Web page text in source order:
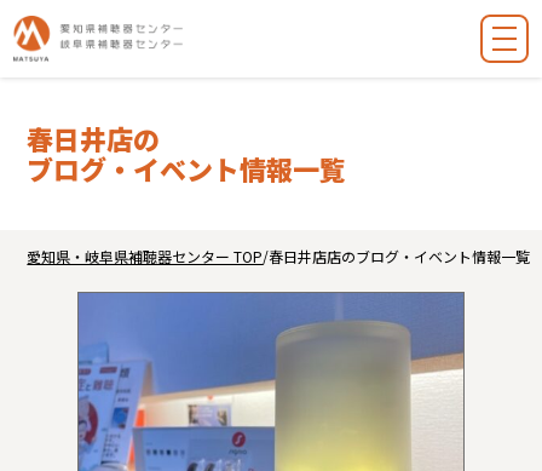
春日井店の
ブログ・イベント情報一覧
愛知県・岐阜県補聴器センター TOP/春日井店店のブログ・イベント情報一覧